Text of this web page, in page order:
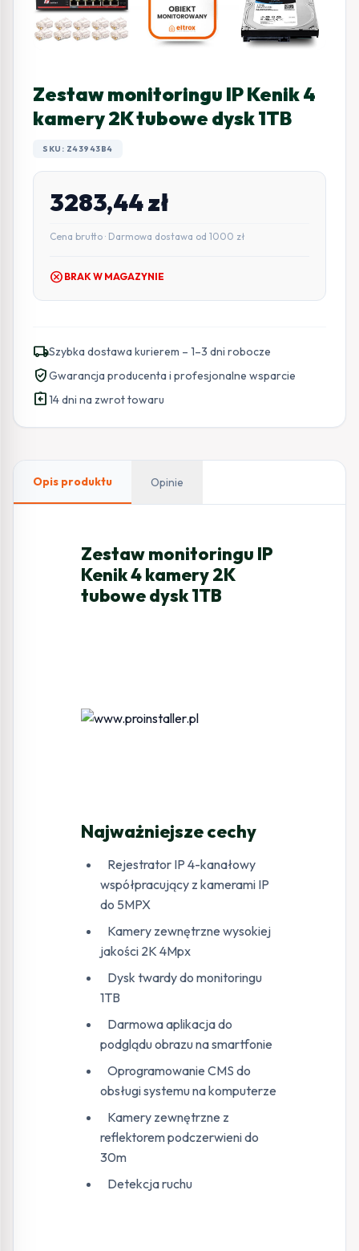
Zestaw monitoringu IP Kenik 4
kamery 2K tubowe dysk 1TB
SKU: Z43943B4
3283,44zł
Cena brutto · Darmowa dostawa od 1000 zł
cancel BRAK W MAGAZYNIE
local_shippingSzybka dostawa kurierem – 1–3 dni robocze
verified_userGwarancja producenta i profesjonalne wsparcie
assignment_return14 dni na zwrot towaru
Opis produktu Opinie
Zestaw monitoringu IP
Kenik 4 kamery 2K
tubowe dysk 1TB
Najważniejsze cechy
Rejestrator IP 4-kanałowy
współpracujący z kamerami IP
do 5MPX
Kamery zewnętrzne wysokiej
jakości 2K 4Mpx
Dysk twardy do monitoringu
1TB
Darmowa aplikacja do
podglądu obrazu na smartfonie
Oprogramowanie CMS do
obsługi systemu na komputerze
Kamery zewnętrzne z
reflektorem podczerwieni do
30m
Detekcja ruchu